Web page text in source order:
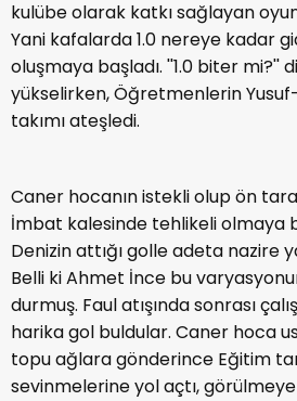
kulübe olarak katkı sağlayan
Yani kafalarda 1.0 nereye kadar
oluşmaya başladı. ''1.0 biter mi?''
yükselirken, Öğretmenlerin
takımı ateşledi.
Caner hocanın istekli olup ön
İmbat kalesinde tehlikeli olmaya
Denizin attığı golle adeta nazire
Belli ki Ahmet İnce bu
durmuş. Faul atışında sonrası
harika gol buldular. Caner hoca
topu ağlara gönderince Eğitim
sevinmelerine yol açtı,